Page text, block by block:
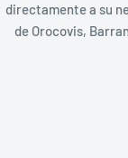
directamente a su
de Orocovis,